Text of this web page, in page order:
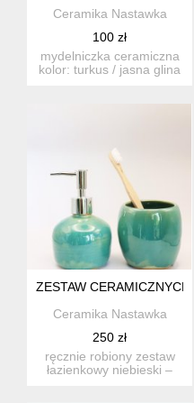
Ceramika Nastawka
100 zł
mydelniczka ceramiczna
kolor: turkus / jasna glina
ZESTAW
Ceramika Nastawka
250 zł
ręcznie robiony zestaw
łazienkowy niebieski –